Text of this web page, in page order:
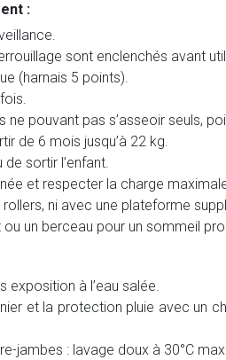
:
sont enclenchés avant
(harnais 5 points).
ne pouvant pas s’asseoir seuls,
de 6 mois jusqu’à 22 kg.
sortir l’enfant.
et respecter la charge
ni avec une plateforme
un berceau pour un sommeil
exposition à l’eau salée.
et la protection pluie avec un
jambes : lavage doux à 30°C